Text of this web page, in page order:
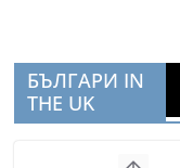
БЪЛГАРИ IN
THE UK